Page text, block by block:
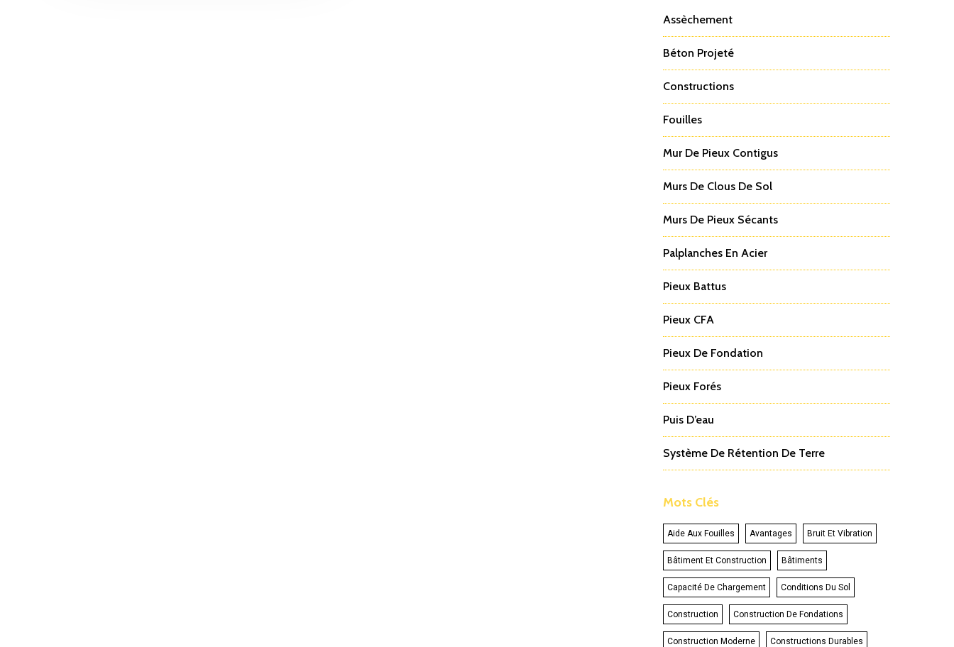
Assèchement
Béton Projeté
Constructions
Fouilles
Mur De Pieux Contigus
Murs De Clous De Sol
Murs De Pieux Sécants
Palplanches En Acier
Pieux Battus
Pieux CFA
Pieux De Fondation
Pieux Forés
Puis D’eau
Système De Rétention De Terre
Mots Clés
Aide Aux Fouilles Avantages Bruit Et Vibration
Bâtiment Et Construction Bâtiments
Capacité De Chargement Conditions Du Sol
Construction Construction De Fondations
Construction Moderne Constructions Durables